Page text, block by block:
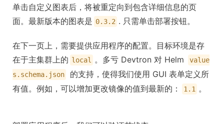
单击自定义图表后，将被重定向到包含详细信息的页
面。最新版本的图表是 0.3.2 . 只需单击部署按钮。
在下一页上，需要提供应用程序的配置。目标环境是存
在于主集群上的 local 。多亏 Devtron 对 Helm
value
s.schema.json
的支持，使得我们使用 GUI 表单定义所
有值。例如，可以增加更改镜像的值到最新的：
1.1 。